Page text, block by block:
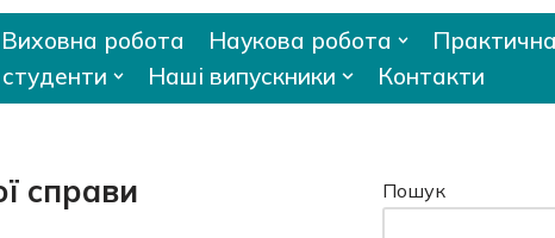
Виховна робота Наукова робота
Наші випускники Контакти
справи
Пошук